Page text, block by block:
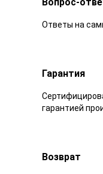
Ответы на
Гарантия
гарантией
Возврат